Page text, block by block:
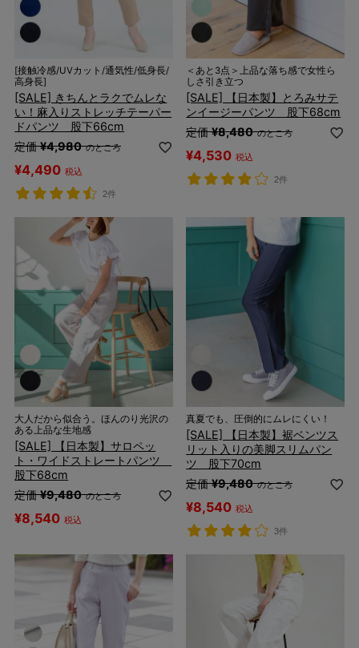
[接触冷感/UVカット/通気性/低身長/
高身長]
[SALE] きちんとラクでムレな
い！麻入りストレッチテーパー
ドパンツ 股下66cm
定価 ¥4,980 のところ
¥4,490 税込
2件
＜あと3点＞上品な落ち感で女性ら
しさ引き立つ
[SALE] 【日本製】とろみサテ
ンイージーパンツ 股下68cm
定価 ¥8,480 のところ
¥4,530 税込
2件
大人だから似合う。ほんのり光沢の
ある上品な生地感
[SALE] 【日本製】サロペッ
ト・ワイドストレートパンツ
股下68cm
定価 ¥9,480 のところ
¥8,540 税込
真夏でも、圧倒的にムレにくい！
[SALE] 【日本製】裾ベンツス
リット入りの美脚スリムパン
ツ 股下70cm
定価 ¥9,480 のところ
¥8,540 税込
3件